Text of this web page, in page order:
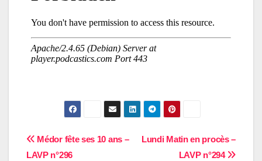
Navigation
Lundi Matin en procès –
LAVP n°294
Médor fête ses 10 ans –
LAVP n°296